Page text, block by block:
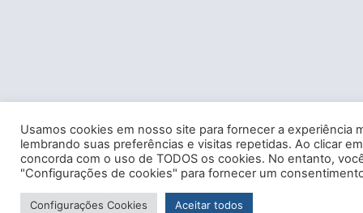
Usamos cookies em nosso site para fornecer a experiência
lembrando suas preferências e visitas repetidas. Ao clicar
concorda com o uso de TODOS os cookies. No entanto,
"Configurações de cookies" para fornecer um
Configurações Cookies Aceitar todos